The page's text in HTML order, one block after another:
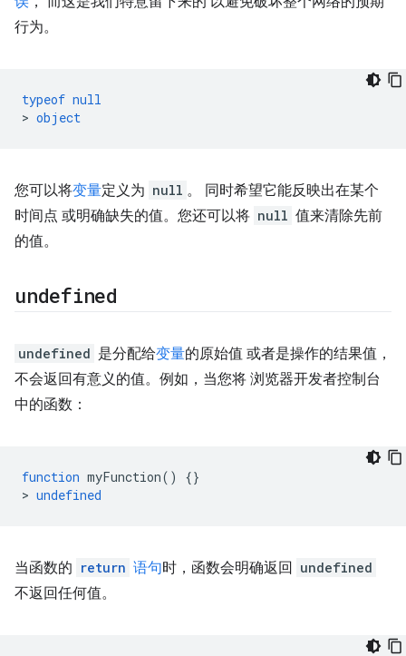
行为。
typeof null
> object
您可以将变量定义为 null 。 同时希望它能反映出在某个
时间点 或明确缺失的值。您还可以将 null 值来清除先前
的值。
undefined
undefined 是分配给变量的原始值 或者是操作的结果值，
不会返回有意义的值。例如，当您将 浏览器开发者控制台
中的函数：
function myFunction()
{}
> undefined
当函数的 return 语句时，函数会明确返回 undefined
不返回任何值。